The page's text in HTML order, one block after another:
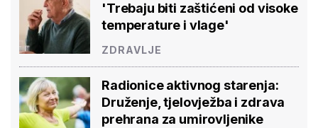
'Trebaju biti zaštićeni od visoke
temperature i vlage'
ZDRAVLJE
Radionice aktivnog starenja:
Druženje, tjelovježba i zdrava
prehrana za umirovljenike